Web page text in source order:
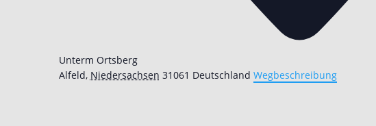
Unterm Ortsberg
Alfeld, Niedersachsen 31061 Deutschland Wegbeschreibung